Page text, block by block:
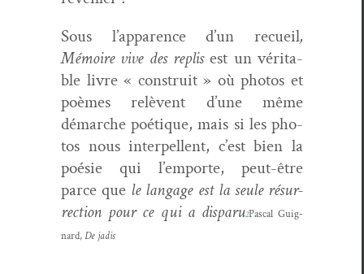
Sous l’apparence d’un recueil,
Mémoire vive des replisest un véri­ta­
ble livre « con­stru­it » où pho­tos et
poèmes relèvent d’une même
démarche poé­tique, mais si les pho­
tos nous inter­pel­lent, c’est bien la
poésie qui l’emporte, peut-être
parce que le lan­gage est la seule résur­
rec­tion pour ce qui a dis­paru2Pas­cal Guig­
nard,De jadis